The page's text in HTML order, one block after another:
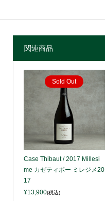
関連商品
Sold Out
Case Thibaut / 2017 Millesi
me カゼティボー ミレジメ20
17
¥13,900(税込)